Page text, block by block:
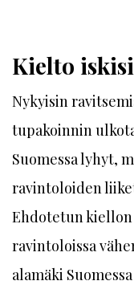
Kielto
Nykyisin
tupakoinnin
Suomessa lyhyt,
ravintoloiden
Ehdotetun kiellon
ravintoloissa
alamäki